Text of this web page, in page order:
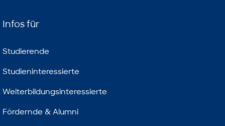
Infos für
Studierende
Studieninteressierte
Weiterbildungsinteressierte
Fördernde & Alumni